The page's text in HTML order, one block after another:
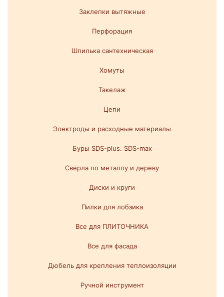
Заклепки вытяжные
Перфорация
Шпилька сантехническая
Хомуты
Такелаж
Цепи
Электроды и расходные материалы
Буры SDS-plus. SDS-max
Сверла по металлу и дереву
Диски и круги
Пилки для лобзика
Все для ПЛИТОЧНИКА
Все для фасада
Дюбель для крепления теплоизоляции
Ручной инструмент